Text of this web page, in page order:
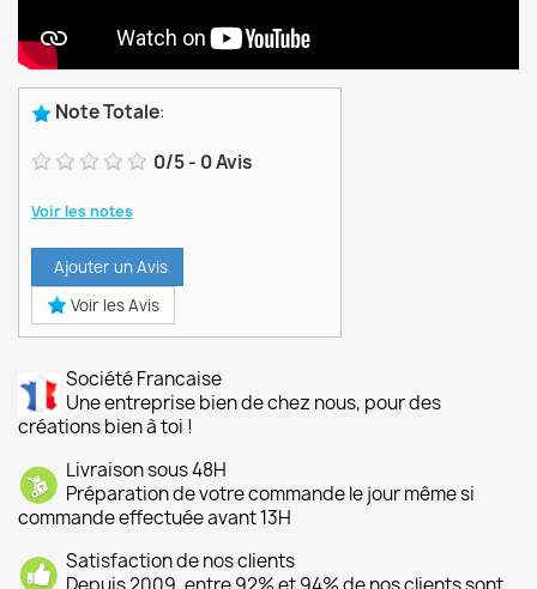
Note Totale:
0/5- 0Avis
Voir les notes
Ajouter un Avis
Voir les Avis
Société Francaise
Une entreprise bien de chez nous, pour des
créations bien à toi !
Livraison sous 48H
Préparation de votre commande le jour même si
commande effectuée avant 13H
Satisfaction de nos clients